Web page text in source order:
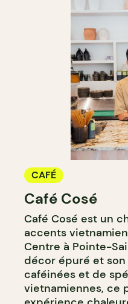
CAFÉ
Café Cosé
Café Cosé est un
accents
Centre à Pointe-
décor épuré et
caféinées et de
vietnamiennes, ce